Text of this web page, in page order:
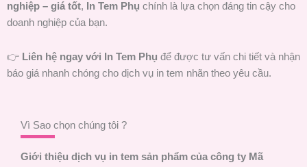
nghiệp – giá tốt, In Tem Phụ chính là lựa chọn đáng tin cậy cho
doanh nghiệp của bạn.
👉 Liên hệ ngay với In Tem Phụ để được tư vấn chi tiết và nhận
báo giá nhanh chóng cho dịch vụ in tem nhãn theo yêu cầu.
Vì Sao chọn chúng tôi ?
Giới thiệu dịch vụ in tem sản phẩm của công ty Mã